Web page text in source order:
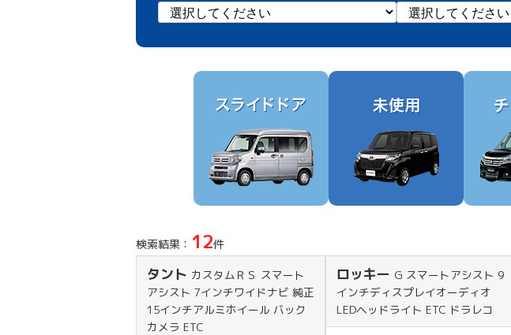
検索結果： 12件
タント カスタムＲＳ スマート
アシスト 7インチワイドナビ 純正
15インチアルミホイール バック
カメラ ETC
ロッキー G スマートアシスト 9
インチディスプレイオーディオ
LEDヘッドライト ETC ドラレコ